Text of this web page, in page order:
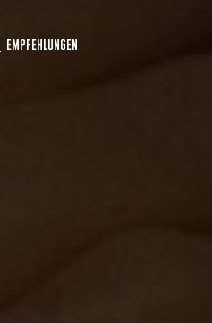
EMPFEHLUNGEN